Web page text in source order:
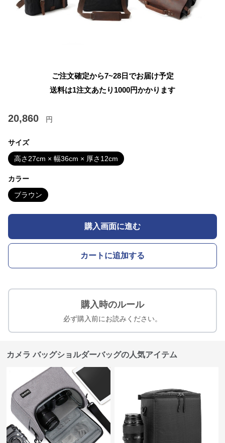
ご注文確定から7~28日でお届け予定
送料は1注文あたり 1000円かかります
20,860 円
サイズ
高さ27cm × 幅36cm × 厚さ12cm
カラー
ブラウン
購入画面に進む
カートに追加する
購入時のルール
必ず購入前にお読みください。
カメラ バッグショルダーバッグの人気アイテム